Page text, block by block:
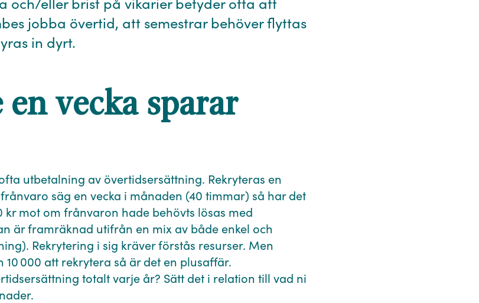
jobba övertid, att semestrar behöver flyttas
in dyrt.
vecka sparar
utbetalning av övertidsersättning. Rekryteras en
säg en vecka i månaden (40 timmar) så har det
kr mot om frånvaron hade behövts lösas med
är framräknad utifrån en mix av både enkel och
Rekrytering i sig kräver förstås resurser. Men
000 att rekrytera så är det en plusaffär.
totalt varje år? Sätt det i relation till vad ni